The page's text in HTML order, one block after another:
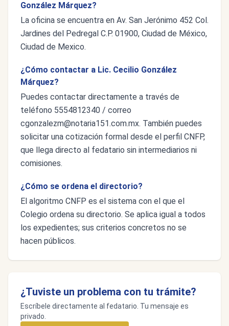
González Márquez?
La oficina se encuentra en Av. San Jerónimo 452 Col.
Jardines del Pedregal C.P. 01900, Ciudad de México,
Ciudad de Mexico.
¿Cómo contactar a Lic. Cecilio González
Márquez?
Puedes contactar directamente a través de
teléfono 5554812340 / correo
cgonzalezm@notaria151.com.mx. También puedes
solicitar una cotización formal desde el perfil CNFP,
que llega directo al fedatario sin intermediarios ni
comisiones.
¿Cómo se ordena el directorio?
El algoritmo CNFP es el sistema con el que el
Colegio ordena su directorio. Se aplica igual a todos
los expedientes; sus criterios concretos no se
hacen públicos.
¿Tuviste un problema con tu trámite?
Escríbele directamente al fedatario. Tu mensaje es
privado.